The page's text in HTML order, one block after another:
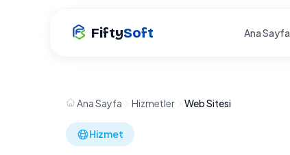
FiftySoft Ana Sayfa
Ana Sayfa Hizmetler Web Sitesi
Hizmet